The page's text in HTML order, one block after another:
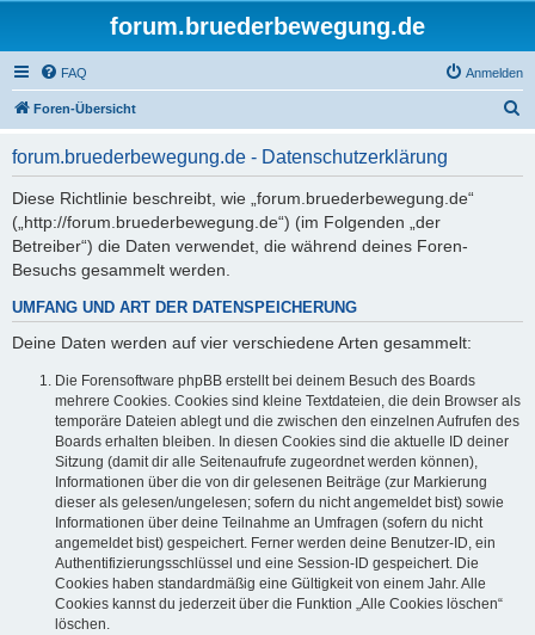
forum.bruederbewegung.de
FAQ Anmelden
Foren-Übersicht
forum.bruederbewegung.de - Datenschutzerklärung
Diese Richtlinie beschreibt, wie „forum.bruederbewegung.de“
(„http://forum.bruederbewegung.de“) (im Folgenden „der
Betreiber“) die Daten verwendet, die während deines Foren-
Besuchs gesammelt werden.
UMFANG UND ART DER DATENSPEICHERUNG
Deine Daten werden auf vier verschiedene Arten gesammelt:
Die Forensoftware phpBB erstellt bei deinem Besuch des Boards
mehrere Cookies. Cookies sind kleine Textdateien, die dein Browser als
temporäre Dateien ablegt und die zwischen den einzelnen Aufrufen des
Boards erhalten bleiben. In diesen Cookies sind die aktuelle ID deiner
Sitzung (damit dir alle Seitenaufrufe zugeordnet werden können),
Informationen über die von dir gelesenen Beiträge (zur Markierung
dieser als gelesen/ungelesen; sofern du nicht angemeldet bist) sowie
Informationen über deine Teilnahme an Umfragen (sofern du nicht
angemeldet bist) gespeichert. Ferner werden deine Benutzer-ID, ein
Authentifizierungsschlüssel und eine Session-ID gespeichert. Die
Cookies haben standardmäßig eine Gültigkeit von einem Jahr. Alle
Cookies kannst du jederzeit über die Funktion „Alle Cookies löschen“
löschen.